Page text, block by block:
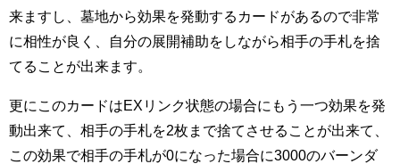
来ますし、墓地から効果を発動するカードがあるので非常
に相性が良く、自分の展開補助をしながら相手の手札を捨
てることが出来ます。
更にこのカードはEXリンク状態の場合にもう一つ効果を発
動出来て、相手の手札を2枚まで捨てさせることが出来て、
この効果で相手の手札が0になった場合に3000のバーンダ